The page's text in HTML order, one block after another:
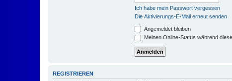
Ich habe mein Passwort vergessen
Die Aktivierungs-E-Mail erneut senden
Angemeldet bleiben
Meinen Online-Status während
REGISTRIEREN